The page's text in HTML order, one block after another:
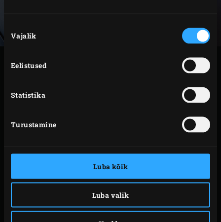
valikVajalik
Eelistused
Statistika
Turustamine
Luba kõik
Luba valik
Pane tempe ja sibul vokkpannile ja nirista peale
oliiviõli. Voki aeg-ajalt segades 8–10 minutit, kuni
tempe on igast küljest kuldpruun. Sulge peale igat
tegevust EGGi kuppel.
Kidney oad, roheline sibul, tšilli, küüslauk, oliivid ja
pruun suhkur. Sega hästi läbi, maitsesta soolaga ja
lisa sojakaste. Küpseta aeg-ajalt segades veel 3
minutit.